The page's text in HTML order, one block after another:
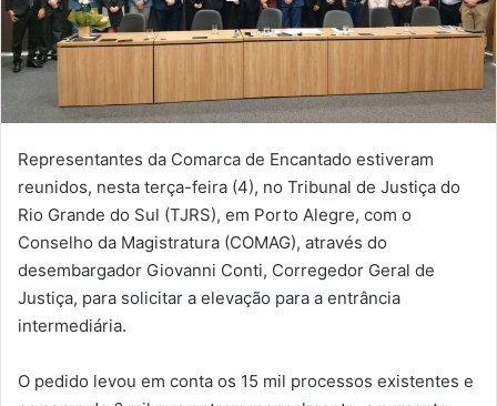
Representantes da Comarca de Encantado estiveram
reunidos, nesta terça-feira (4), no Tribunal de Justiça do
Rio Grande do Sul (TJRS), em Porto Alegre, com o
Conselho da Magistratura (COMAG), através do
desembargador Giovanni Conti, Corregedor Geral de
Justiça, para solicitar a elevação para a entrância
intermediária.
O pedido levou em conta os 15 mil processos existentes e